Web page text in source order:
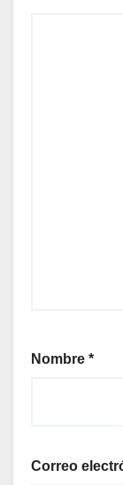
Nombre *
Correo